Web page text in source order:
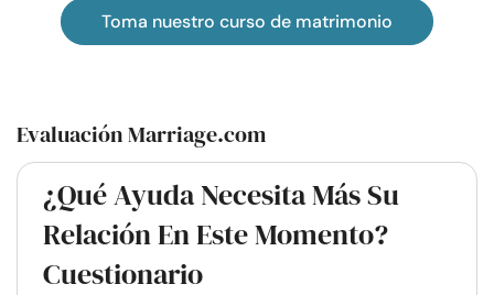
Toma nuestro curso de matrimonio
Evaluación Marriage.com
¿Qué Ayuda Necesita Más Su
Relación En Este Momento?
Cuestionario